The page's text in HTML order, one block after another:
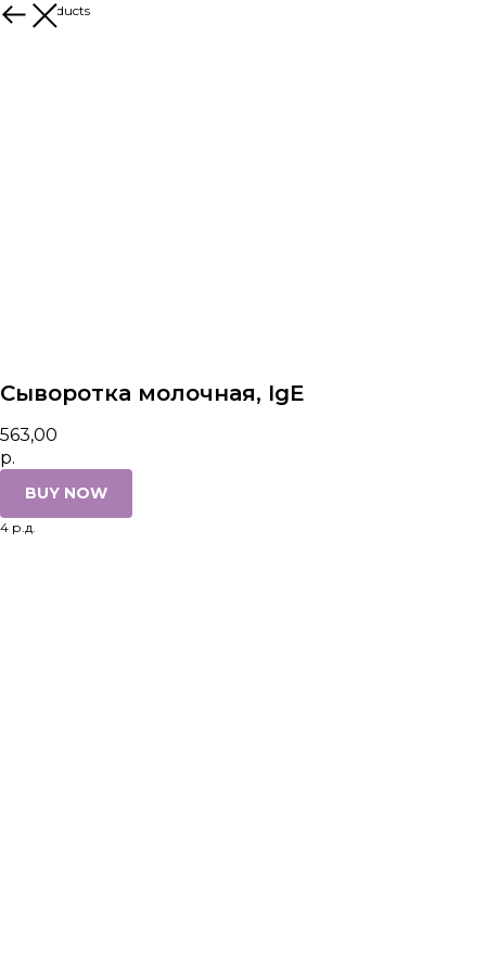
More products
Сыворотка молочная, IgE
563,00
р.
BUY NOW
4 р.д.